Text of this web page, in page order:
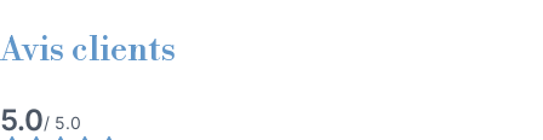
Avis clients
Note
5.0/ 5.0